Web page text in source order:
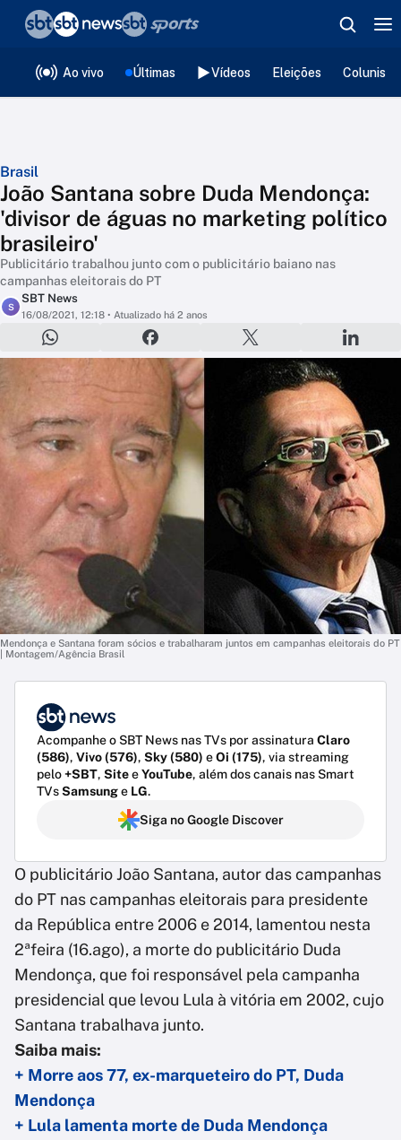
Ao vivo Últimas Vídeos Eleições
Brasil
João Santana sobre Duda Mendonça:
'divisor de águas no marketing político
brasileiro'
Publicitário trabalhou junto com o publicitário baiano nas
campanhas eleitorais do PT
S
SBT News
16/08/2021, 12:18 • Atualizado há 2 anos
Mendonça e Santana foram sócios e trabalharam juntos em campanhas eleitorais do PT
| Montagem/Agência Brasil
Acompanhe o SBT News nas TVs por assinatura Claro
(586), Vivo (576), Sky (580) eOi (175), via streaming
pelo+SBT, SiteeYouTube, além dos canais nas Smart
TVsSamsunge LG.
Siga no Google Discover
O publicitário João Santana, autor das campanhas
do PT nas campanhas eleitorais para presidente
da República entre 2006 e 2014, lamentou nesta
2ªfeira (16.ago), a morte do publicitário Duda
Mendonça, que foi responsável pela campanha
presidencial que levou Lula à vitória em 2002, cujo
Santana trabalhava junto.
Saiba mais:
+ Morre aos 77, ex-marqueteiro do PT, Duda
Mendonça
+ Lula lamenta morte de Duda Mendonça
❮voltar
Editorias